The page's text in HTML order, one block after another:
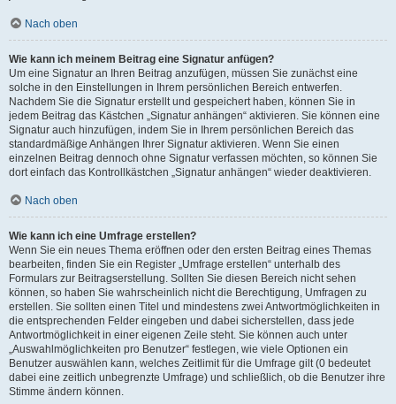
Nach oben
Wie kann ich meinem Beitrag eine Signatur anfügen?
Um eine Signatur an Ihren Beitrag anzufügen, müssen Sie zunächst eine
solche in den Einstellungen in Ihrem persönlichen Bereich entwerfen.
Nachdem Sie die Signatur erstellt und gespeichert haben, können Sie in
jedem Beitrag das Kästchen „Signatur anhängen“ aktivieren. Sie können eine
Signatur auch hinzufügen, indem Sie in Ihrem persönlichen Bereich das
standardmäßige Anhängen Ihrer Signatur aktivieren. Wenn Sie einen
einzelnen Beitrag dennoch ohne Signatur verfassen möchten, so können Sie
dort einfach das Kontrollkästchen „Signatur anhängen“ wieder deaktivieren.
Nach oben
Wie kann ich eine Umfrage erstellen?
Wenn Sie ein neues Thema eröffnen oder den ersten Beitrag eines Themas
bearbeiten, finden Sie ein Register „Umfrage erstellen“ unterhalb des
Formulars zur Beitragserstellung. Sollten Sie diesen Bereich nicht sehen
können, so haben Sie wahrscheinlich nicht die Berechtigung, Umfragen zu
erstellen. Sie sollten einen Titel und mindestens zwei Antwortmöglichkeiten in
die entsprechenden Felder eingeben und dabei sicherstellen, dass jede
Antwortmöglichkeit in einer eigenen Zeile steht. Sie können auch unter
„Auswahlmöglichkeiten pro Benutzer“ festlegen, wie viele Optionen ein
Benutzer auswählen kann, welches Zeitlimit für die Umfrage gilt (0 bedeutet
dabei eine zeitlich unbegrenzte Umfrage) und schließlich, ob die Benutzer ihre
Stimme ändern können.